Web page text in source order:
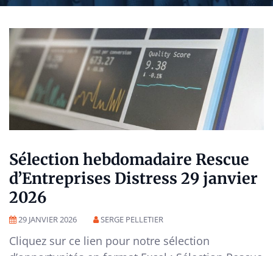
Sélection hebdomadaire Rescue
d’Entreprises Distress 29 janvier
2026
29 JANVIER 2026 SERGE PELLETIER
Cliquez sur ce lien pour notre sélection